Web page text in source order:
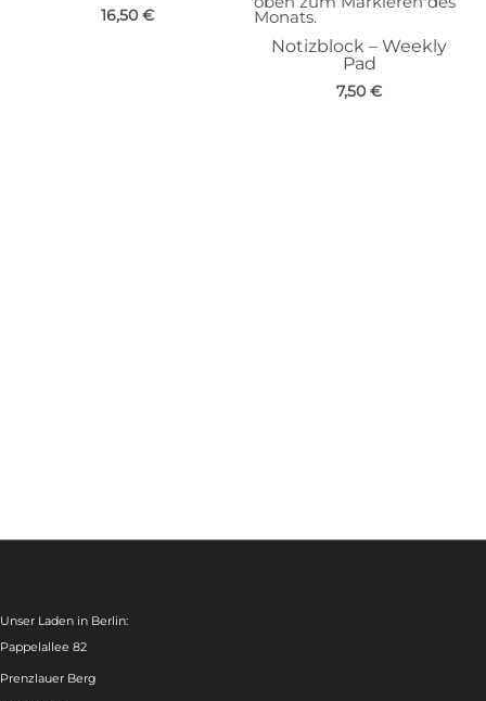
16,50 €
Notizblock – Weekly
Pad
7,50 €
Unser Laden in Berlin:
Pappelallee 82
Prenzlauer Berg